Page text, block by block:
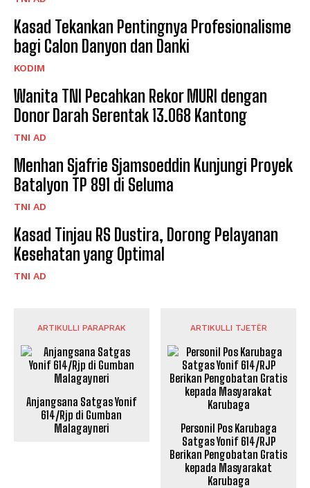
Kasad Tekankan Pentingnya Profesionalisme
bagi Calon Danyon dan Danki
KODIM
Wanita TNI Pecahkan Rekor MURI dengan
Donor Darah Serentak 13.068 Kantong
TNI AD
Menhan Sjafrie Sjamsoeddin Kunjungi Proyek
Batalyon TP 891 di Seluma
TNI AD
Kasad Tinjau RS Dustira, Dorong Pelayanan
Kesehatan yang Optimal
TNI AD
ARTIKULLI PARAPRAK
Anjangsana Satgas Yonif
614/Rjp di Gumban
Malagayneri
ARTIKULLI TJETËR
Personil Pos Karubaga
Satgas Yonif 614/RJP
Berikan Pengobatan Gratis
kepada Masyarakat
Karubaga